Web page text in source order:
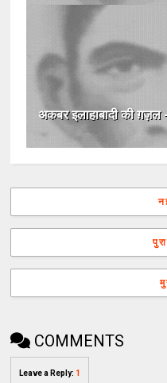
अकबर इलाहाबादी की ग़ज़ल
COMMENTS
Leave a Reply: 1